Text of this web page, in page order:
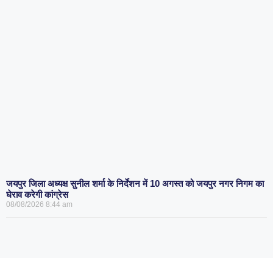
जयपुर जिला अध्यक्ष सुनील शर्मा के निर्देशन में 10 अगस्त को जयपुर नगर निगम का
घेराव करेगी कांग्रेस
08/08/2026 8:44 am